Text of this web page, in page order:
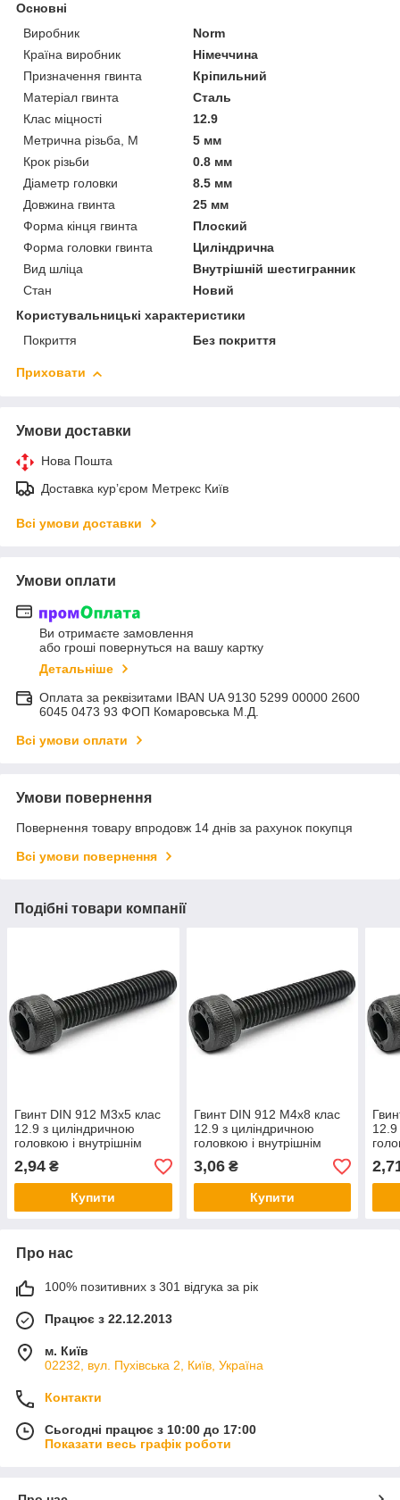
Основні
Виробник
Norm
Країна виробник
Німеччина
Призначення гвинта
Кріпильний
Матеріал гвинта
Сталь
Клас міцності
12.9
Метрична різьба, М
5 мм
Крок різьби
0.8 мм
Діаметр головки
8.5 мм
Довжина гвинта
25 мм
Форма кінця гвинта
Плоский
Форма головки гвинта
Циліндрична
Вид шліца
Внутрішній шестигранник
Стан
Новий
Користувальницькі характеристики
Покриття
Без покриття
Приховати
Умови доставки
Нова Пошта
Доставка курʼєром Метрекс Київ
Всі умови доставки
Умови оплати
Ви отримаєте замовлення
або гроші повернуться на вашу картку
Детальніше
Оплата за реквізитами IBAN UA 9130 5299 00000 2600
6045 0473 93 ФОП Комаровська М.Д.
Всі умови оплати
Умови повернення
Повернення товару впродовж 14 днів за рахунок покупця
Всі умови повернення
Подібні товари компанії
Гвинт DIN 912 М3х5 клас
12.9 з циліндричною
головкою і внутрішнім
шестигранником без
покриття
2,94 ₴
Купити
Гвинт DIN 912 М4х8 клас
12.9 з циліндричною
головкою і внутрішнім
шестигранником без
покриття
3,06₴
Купити
12.9
Про нас
100% позитивних з 301 відгука за рік
Працює з 22.12.2013
м. Київ
02232, вул. Пухівська 2, Київ, Україна
Контакти
Сьогодні працює з 10:00 до 17:00
Показати весь графік роботи